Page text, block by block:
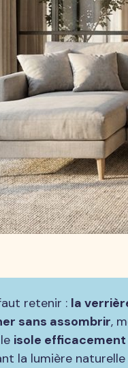
retenir : la
sans assombrir,
isole
la lumière